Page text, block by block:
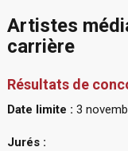
Artistes
carrière
Résultats de
Date limite : 3
Jurés :